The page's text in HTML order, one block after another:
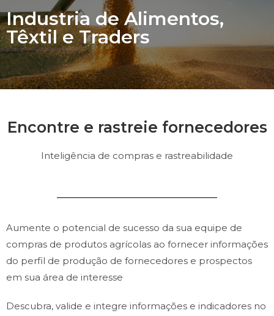
Industria de Alimentos,
Têxtil e Traders
Encontre e rastreie fornecedores
Inteligência de compras e rastreabilidade
Aumente o potencial de sucesso da sua equipe de
compras de produtos agrícolas ao fornecer informações
do perfil de produção de fornecedores e prospectos
em sua área de interesse
Descubra, valide e integre informações e indicadores no